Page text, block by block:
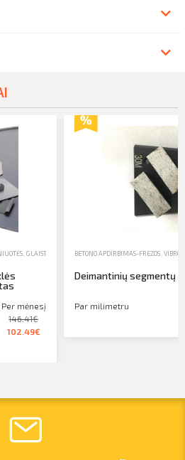
GLAISTYKLĖS BETONO APDIRBIMO PRIEDAI,NUOMA
Per mėnesį
146.41€
102.49€
BETONO APDIRBIMAS-FREZOS,
Deimantinių segmentų
Par milimetru